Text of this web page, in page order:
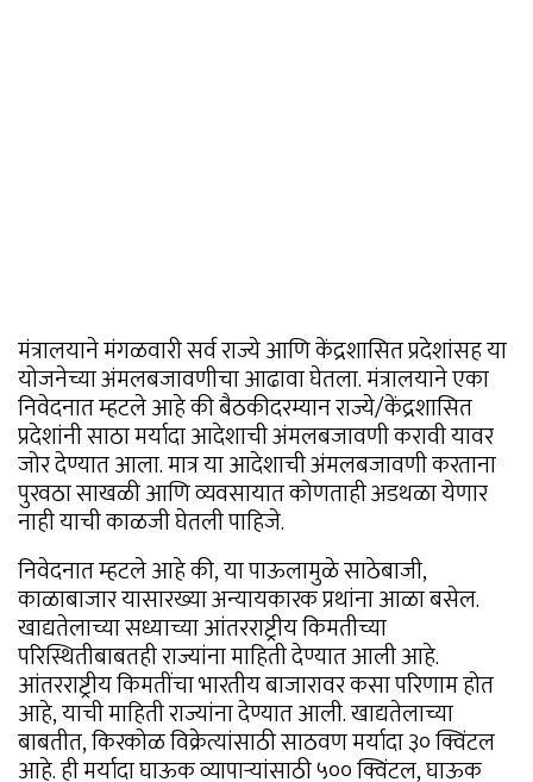
मंत्रालयाने मंगळवारी सर्व राज्ये आणि केंद्रशासित प्रदेशांसह या
योजनेच्या अंमलबजावणीचा आढावा घेतला. मंत्रालयाने एका
निवेदनात म्हटले आहे की बैठकीदरम्यान राज्ये/केंद्रशासित
प्रदेशांनी साठा मर्यादा आदेशाची अंमलबजावणी करावी यावर
जोर देण्यात आला. मात्र या आदेशाची अंमलबजावणी करताना
पुरवठा साखळी आणि व्यवसायात कोणताही अडथळा येणार
नाही याची काळजी घेतली पाहिजे.
निवेदनात म्हटले आहे की, या पाऊलामुळे साठेबाजी,
काळाबाजार यासारख्या अन्यायकारक प्रथांना आळा बसेल.
खाद्यतेलाच्या सध्याच्या आंतरराष्ट्रीय किमतीच्या
परिस्थितीबाबतही राज्यांना माहिती देण्यात आली आहे.
आंतरराष्ट्रीय किमतींचा भारतीय बाजारावर कसा परिणाम होत
आहे, याची माहिती राज्यांना देण्यात आली. खाद्यतेलाच्या
बाबतीत, किरकोळ विक्रेत्यांसाठी साठवण मर्यादा ३० क्विंटल
आहे. ही मर्यादा घाऊक व्यापाऱ्यांसाठी ५०० क्विंटल, घाऊक